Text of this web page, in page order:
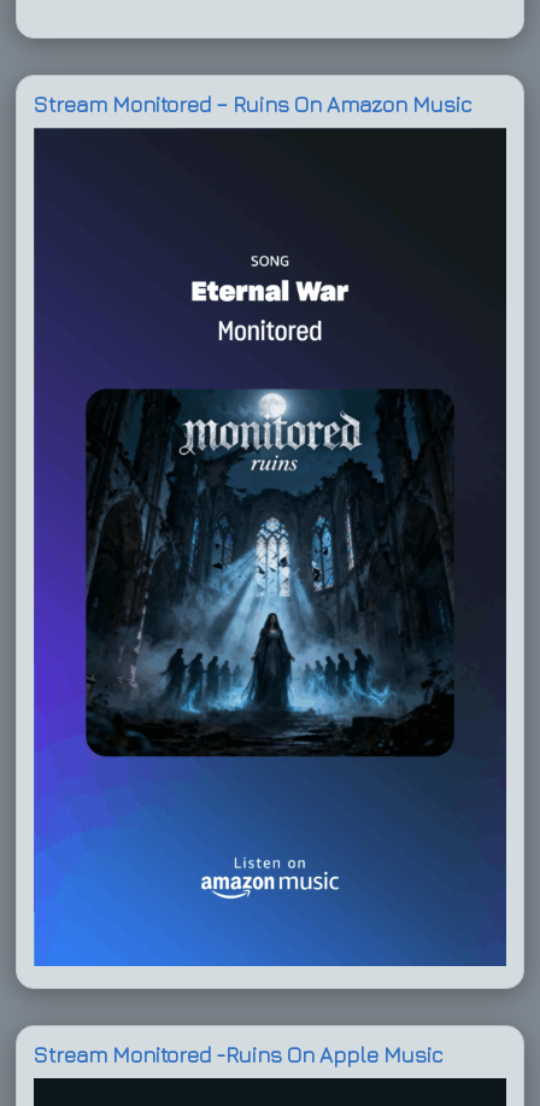
Stream Monitored – Ruins On Amazon Music
Stream Monitored -Ruins On Apple Music